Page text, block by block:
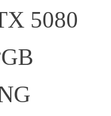
5080
16GB